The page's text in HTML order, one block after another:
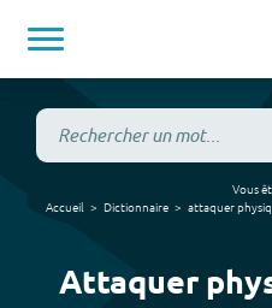
Vous
Accueil
Dictionnaire attaquer
Attaquer